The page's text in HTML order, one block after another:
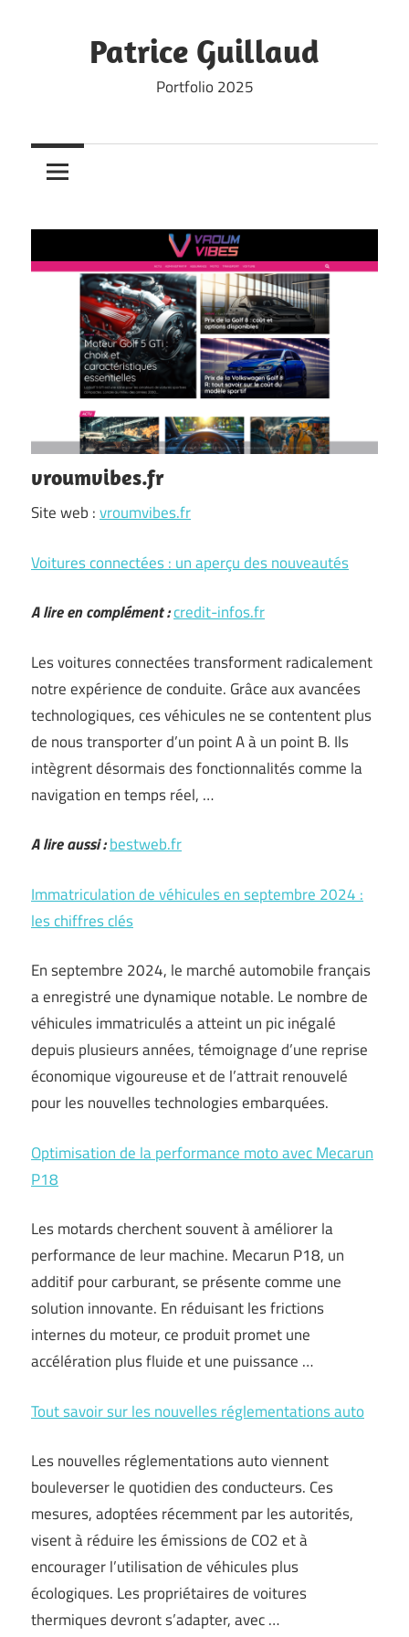
Patrice Guillaud
Portfolio 2025
vroumvibes.fr
Site web :vroumvibes.fr
Voitures connectées : un aperçu des nouveautés
A lire en complément :credit-infos.fr
Les voitures connectées transforment radicalement
notre expérience de conduite. Grâce aux avancées
technologiques, ces véhicules ne se contentent plus
de nous transporter d’un point A à un point B. Ils
intègrent désormais des fonctionnalités comme la
navigation en temps réel, …
A lire aussi :bestweb.fr
Immatriculation de véhicules en septembre 2024 :
les chiffres clés
En septembre 2024, le marché automobile français
a enregistré une dynamique notable. Le nombre de
véhicules immatriculés a atteint un pic inégalé
depuis plusieurs années, témoignage d’une reprise
économique vigoureuse et de l’attrait renouvelé
pour les nouvelles technologies embarquées.
Optimisation de la performance moto avec Mecarun
P18
Les motards cherchent souvent à améliorer la
performance de leur machine. Mecarun P18, un
additif pour carburant, se présente comme une
solution innovante. En réduisant les frictions
internes du moteur, ce produit promet une
accélération plus fluide et une puissance …
Tout savoir sur les nouvelles réglementations auto
Les nouvelles réglementations auto viennent
bouleverser le quotidien des conducteurs. Ces
mesures, adoptées récemment par les autorités,
visent à réduire les émissions de CO2 et à
encourager l’utilisation de véhicules plus
écologiques. Les propriétaires de voitures
thermiques devront s’adapter, avec …